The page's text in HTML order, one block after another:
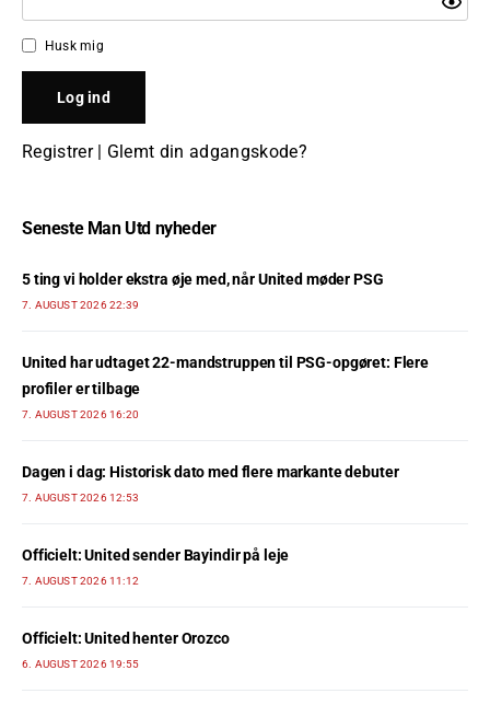
Husk mig
Registrer| Glemt din adgangskode?
Seneste Man Utd nyheder
5 ting vi holder ekstra øje med, når United møder PSG
7. AUGUST 2026 22:39
United har udtaget 22-mandstruppen til PSG-opgøret: Flere
profiler er tilbage
7. AUGUST 2026 16:20
Dagen i dag: Historisk dato med flere markante debuter
7. AUGUST 2026 12:53
Officielt: United sender Bayindir på leje
7. AUGUST 2026 11:12
Officielt: United henter Orozco
6. AUGUST 2026 19:55